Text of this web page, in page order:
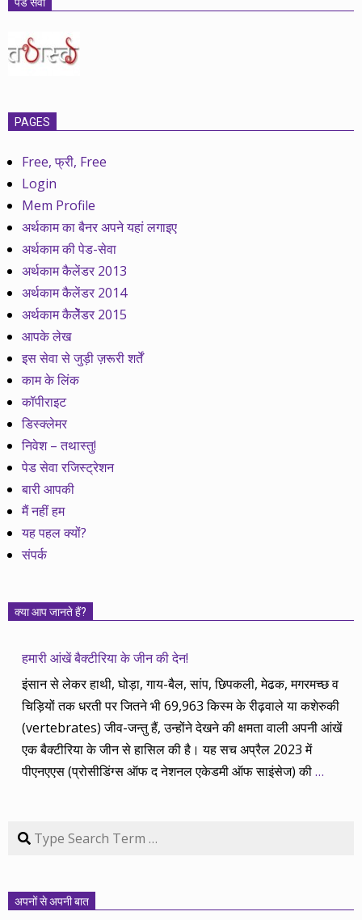
PAGES
Free, फ्री, Free
Login
Mem Profile
अर्थकाम का बैनर अपने यहां लगाइए
अर्थकाम की पेड-सेवा
अर्थकाम कैलेंडर 2013
अर्थकाम कैलेंडर 2014
अर्थकाम कैलेेंडर 2015
आपके लेख
इस सेवा से जुड़ी ज़रूरी शर्तें
काम के लिंक
कॉपीराइट
डिस्क्लेमर
निवेश – तथास्तु!
पेड सेवा रजिस्ट्रेशन
बारी आपकी
मैं नहीं हम
यह पहल क्यों?
संपर्क
क्या आप जानते हैं?
हमारी आंखें बैक्टीरिया के जीन की देन!
इंसान से लेकर हाथी, घोड़ा, गाय-बैल, सांप, छिपकली, मेढक, मगरमच्छ व
चिड़ियों तक धरती पर जितने भी 69,963 किस्म के रीढ़वाले या कशेरुकी
(vertebrates) जीव-जन्तु हैं, उन्होंने देखने की क्षमता वाली अपनी आंखें
एक बैक्टीरिया के जीन से हासिल की है। यह सच अप्रैल 2023 में
पीएनएएस (प्रोसीडिंग्स ऑफ द नेशनल एकेडमी ऑफ साइंसेज) की…
Search
अपनों से अपनी बात